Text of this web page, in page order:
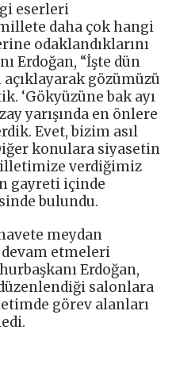
eserleri
daha çok hangi
odaklandıklarını
Erdoğan, “İşte dün
açıklayarak gözümüzü
‘Gökyüzüne bak ayı
yarışında en önlere
Evet, bizim asıl
konulara siyasetin
verdiğimiz
gayreti içinde
bulundu.
meydan
devam etmeleri
Erdoğan,
salonlara
görev alanları